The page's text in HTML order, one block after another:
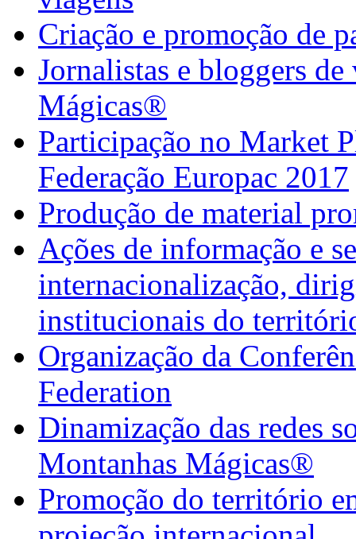
Criação e promoção de
Jornalistas e bloggers
Mágicas®
Participação no Market
Federação Europac 2017
Produção de material
Ações de informação e
internacionalização,
institucionais do
Organização da
Federation
Dinamização das redes
Montanhas Mágicas®
Promoção do território